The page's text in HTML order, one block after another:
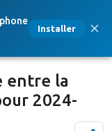
Installer
entre la
2024-